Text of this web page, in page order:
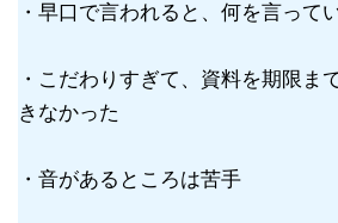
・早口で言われると、何を言って
・こだわりすぎて、資料を期限ま
きなかった
・音があるところは苦手